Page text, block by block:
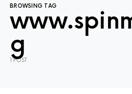
BROWSING TAG
g
1 POST